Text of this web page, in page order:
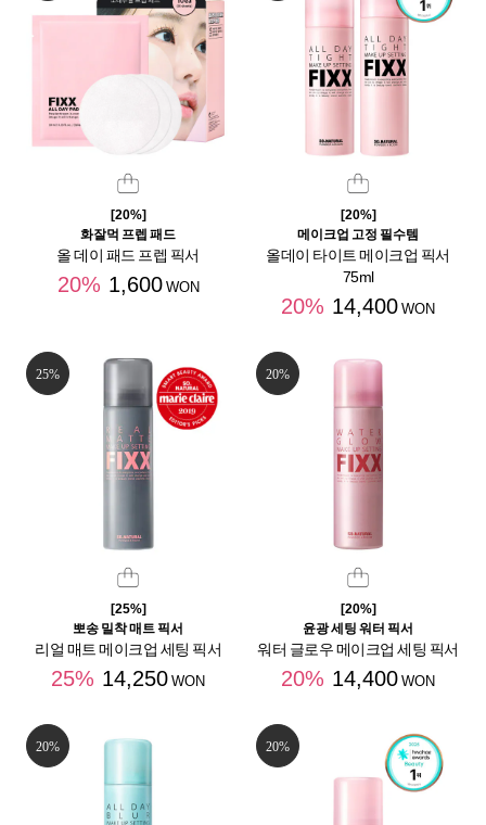
[20%]
화잘먹 프렙 패드
올 데이 패드 프렙 픽서
20% 1,600 WON
[20%]
메이크업 고정 필수템
올데이 타이트 메이크업 픽서
75ml
20% 14,400 WON
25%
[25%]
뽀송 밀착 매트 픽서
리얼 매트 메이크업 세팅 픽서
25% 14,250 WON
20%
[20%]
윤광 세팅 워터 픽서
워터 글로우 메이크업 세팅 픽서
20% 14,400 WON
20% 20%